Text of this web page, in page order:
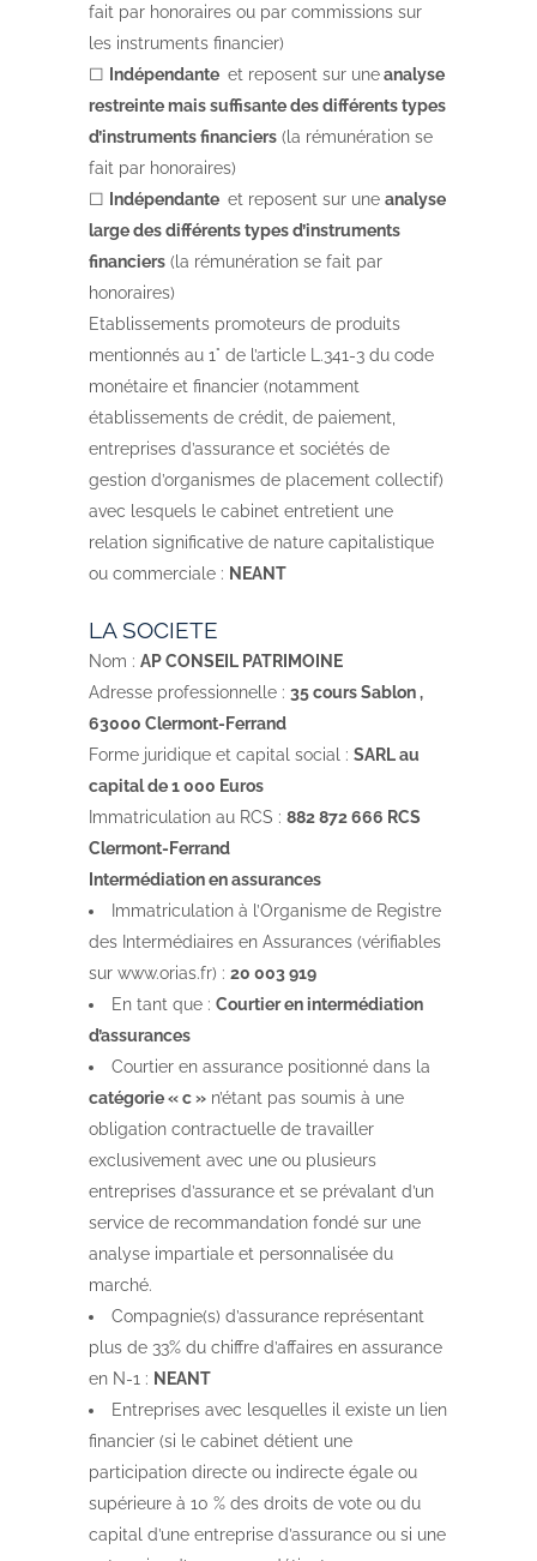
fait par honoraires ou par commissions sur
les instruments financier)
☐ Indépendante et reposent sur uneanalyse
restreinte mais suffisante des différents types
d’instruments financiers (la rémunération se
fait par honoraires)
☐ Indépendante et reposent sur une analyse
large des différents types d’instruments
financiers (la rémunération se fait par
honoraires)
Etablissements promoteurs de produits
mentionnés au 1° de l’article L.341-3 du code
monétaire et financier (notamment
établissements de crédit, de paiement,
entreprises d’assurance et sociétés de
gestion d’organismes de placement collectif)
avec lesquels le cabinet entretient une
relation significative de nature capitalistique
ou commerciale : NEANT
LA SOCIETE
Nom : AP CONSEIL PATRIMOINE
Adresse professionnelle : 35 cours Sablon ,
63000 Clermont-Ferrand
Forme juridique et capital social : SARL au
capital de 1 000 Euros
Immatriculation au RCS : 882 872 666 RCS
Clermont-Ferrand
Intermédiation en assurances
Immatriculation à l’Organisme de Registre
des Intermédiaires en Assurances (vérifiables
sur www.orias.fr) : 20 003 919
En tant que : Courtier en intermédiation
d’assurances
Courtier en assurance positionné dans la
catégorie « c » n’étant pas soumis à une
obligation contractuelle de travailler
exclusivement avec une ou plusieurs
entreprises d’assurance et se prévalant d’un
service de recommandation fondé sur une
analyse impartiale et personnalisée du
marché.
Compagnie(s) d’assurance représentant
plus de 33% du chiffre d’affaires en assurance
en N-1 : NEANT
Entreprises avec lesquelles il existe un lien
financier (si le cabinet détient une
participation directe ou indirecte égale ou
supérieure à 10 % des droits de vote ou du
capital d’une entreprise d’assurance ou si une